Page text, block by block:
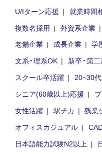
U/Iターン応援
就業時間
複数名採用
外資系企業
老舗企業
成長企業 学
文系・理系OK
新卒・第
スクール卒活躍
20~30
シニア(60歳以上)応援
女性活躍
駅チカ 残業
オフィスカジュアル
日本語能力試験N2以上